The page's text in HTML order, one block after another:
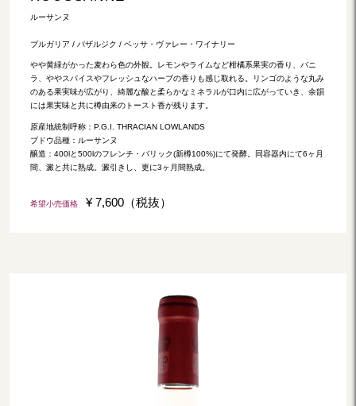
ルーサンヌ
ブルガリア / パザルジク / ベッサ・ヴァレー・ワイナリー
やや黄緑がかった麦わら色の外観。レモンやライムなど柑橘系果実の香り、バニ
ラ、ややスパイスやフレッシュなハーブの香りも感じ取れる。リンゴのような丸み
のある果実味が広がり、綺麗な酸と柔らかなミネラルが口内に広がっていき、余韻
には果実味と共に樽由来のトースト香が残ります。
原産地統制呼称：P.G.I. THRACIAN LOWLANDS
ブドウ品種：ルーサンヌ
醸造：400lと500lのフレンチ・バリック(新樽100%)にて発酵。同容器内にて6ヶ月
間、澱と共に熟成。澱引きし、更に3ヶ月間熟成。
希望小売価格 ¥ 7,600（税抜）